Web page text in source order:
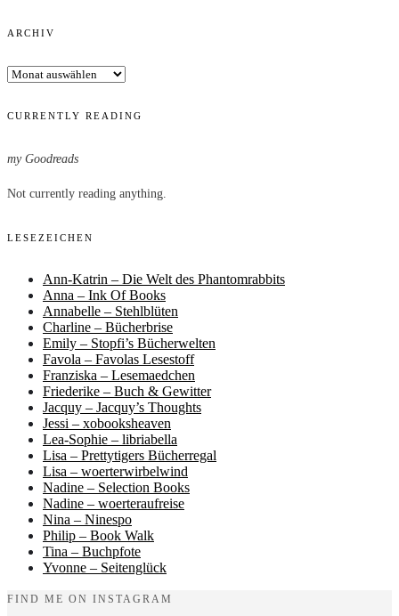
ARCHIV
Archiv
CURRENTLY READING
my Goodreads
Not currently reading anything.
LESEZEICHEN
Ann-Katrin – Die Welt des Phantomrabbits
Anna – Ink Of Books
Annabelle – Stehlblüten
Charline – Bücherbrise
Emily – Stopfi’s Bücherwelten
Favola – Favolas Lesestoff
Franziska – Lesemaedchen
Friederike – Buch & Gewitter
Jacquy – Jacquy’s Thoughts
Jessi – xobooksheaven
Lea-Sophie – libriabella
Lisa – Prettytigers Bücherregal
Lisa – woerterwirbelwind
Nadine – Selection Books
Nadine – woerteraufreise
Nina – Ninespo
Philip – Book Walk
Tina – Buchpfote
Yvonne – Seitenglück
FIND ME ON INSTAGRAM